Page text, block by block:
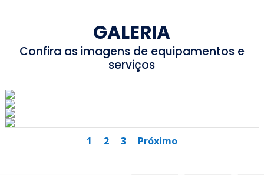
GALERIA
Confira as imagens de equipamentos e
serviços
1 2 3 Próximo